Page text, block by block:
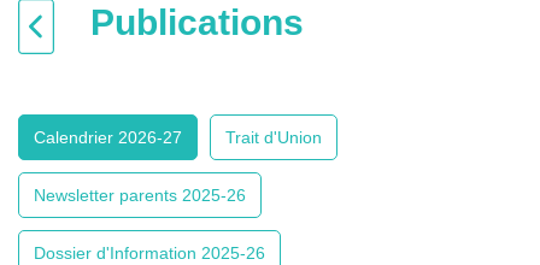
Publications
Calendrier 2026-27 Trait d'Union
Newsletter parents 2025-26
Dossier d'Information 2025-26